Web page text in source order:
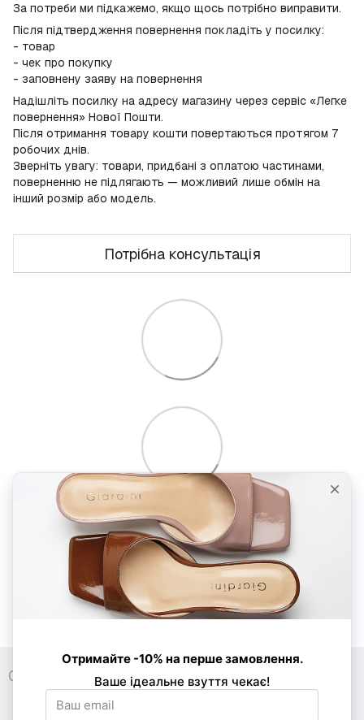
За потреби ми підкажемо, якщо щось потрібно виправити.
Після підтвердження повернення покладіть у посилку:
- товар
- чек про покупку
- заповнену заяву на повернення
Надішліть посилку на адресу магазину через сервіс «Легке
повернення» Нової Пошти.
Після отримання товару кошти повертаються протягом 7
робочих днів.
Зверніть увагу: товари, придбані з оплатою частинами,
поверненню не підлягають — можливий лише обмін на
інший розмір або модель.
Потрібна консультація
0 800 33 86 01 089 520-24-16 068 877-03-53